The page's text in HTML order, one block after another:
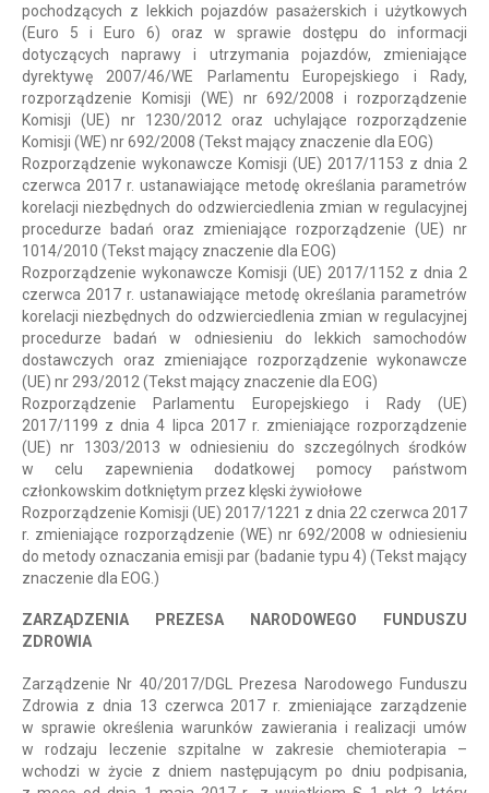
pochodzących z lekkich pojazdów pasażerskich i użytkowych
(Euro 5 i Euro 6) oraz w sprawie dostępu do informacji
dotyczących naprawy i utrzymania pojazdów, zmieniające
dyrektywę 2007/46/WE Parlamentu Europejskiego i Rady,
rozporządzenie Komisji (WE) nr 692/2008 i rozporządzenie
Komisji (UE) nr 1230/2012 oraz uchylające rozporządzenie
Komisji (WE) nr 692/2008 (Tekst mający znaczenie dla EOG)
Rozporządzenie wykonawcze Komisji (UE) 2017/1153 z dnia 2
czerwca 2017 r. ustanawiające metodę określania parametrów
korelacji niezbędnych do odzwierciedlenia zmian w regulacyjnej
procedurze badań oraz zmieniające rozporządzenie (UE) nr
1014/2010 (Tekst mający znaczenie dla EOG)
Rozporządzenie wykonawcze Komisji (UE) 2017/1152 z dnia 2
czerwca 2017 r. ustanawiające metodę określania parametrów
korelacji niezbędnych do odzwierciedlenia zmian w regulacyjnej
procedurze badań w odniesieniu do lekkich samochodów
dostawczych oraz zmieniające rozporządzenie wykonawcze
(UE) nr 293/2012 (Tekst mający znaczenie dla EOG)
Rozporządzenie Parlamentu Europejskiego i Rady (UE)
2017/1199 z dnia 4 lipca 2017 r. zmieniające rozporządzenie
(UE) nr 1303/2013 w odniesieniu do szczególnych środków
w celu zapewnienia dodatkowej pomocy państwom
członkowskim dotkniętym przez klęski żywiołowe
Rozporządzenie Komisji (UE) 2017/1221 z dnia 22 czerwca 2017
r. zmieniające rozporządzenie (WE) nr 692/2008 w odniesieniu
do metody oznaczania emisji par (badanie typu 4) (Tekst mający
znaczenie dla EOG.)
ZARZĄDZENIA PREZESA NARODOWEGO FUNDUSZU
ZDROWIA
Zarządzenie Nr 40/2017/DGL Prezesa Narodowego Funduszu
Zdrowia z dnia 13 czerwca 2017 r. zmieniające zarządzenie
w sprawie określenia warunków zawierania i realizacji umów
w rodzaju leczenie szpitalne w zakresie chemioterapia –
wchodzi w życie z dniem następującym po dniu podpisania,